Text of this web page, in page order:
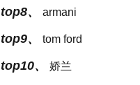
top8、 armani
top9、 tom ford
top10、 娇兰